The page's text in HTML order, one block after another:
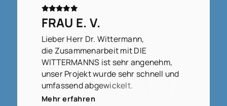
FRAU E. V.
Lieber Herr Dr. Wittermann,
die Zusammenarbeit mit DIE
WITTERMANNS ist sehr angenehm,
unser Projekt wurde sehr schnell und
umfassend abgewickelt.
Wir fühlen uns sehr gut betreut.
Mehr erfahren